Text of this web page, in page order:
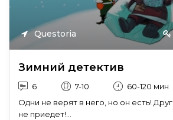
Questoria
Зимний детектив
6 7-10 60-120 мин
Одни не верят в него, но он есть!
не приедет!...